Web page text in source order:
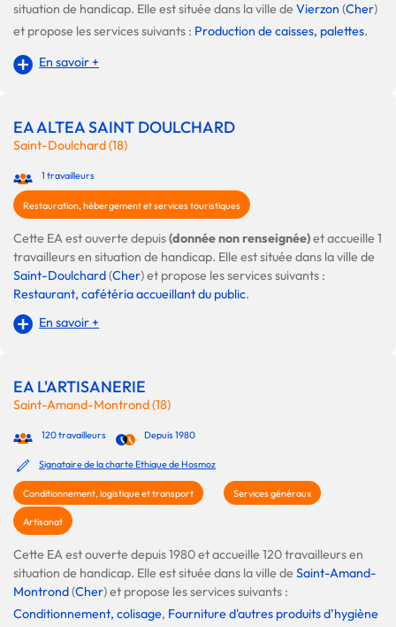
situation de handicap. Elle est située dans la ville deVierzon (Cher)
et propose les services suivants : Production de caisses, palettes.
En savoir +
EA ALTEA SAINT DOULCHARD
Saint-Doulchard (18)
1 travailleurs
Restauration, hébergement et services touristiques
Cette EA est ouverte depuis(donnée non renseignée)et accueille 1
travailleurs en situation de handicap. Elle est située dans la ville de
Saint-Doulchard(Cher) et propose les services suivants :
Restaurant, cafétéria accueillant du public.
En savoir +
EA L'ARTISANERIE
Saint-Amand-Montrond (18)
120 travailleurs Depuis 1980
Signataire de la charte Ethique de Hosmoz
Conditionnement, logistique et transport Services généraux
Artisanat
Cette EA est ouverte depuis 1980 et accueille 120 travailleurs en
situation de handicap. Elle est située dans la ville deSaint-Amand-
Montrond(Cher) et propose les services suivants :
Conditionnement, colisage, Fourniture d'autres produits d’hygiène